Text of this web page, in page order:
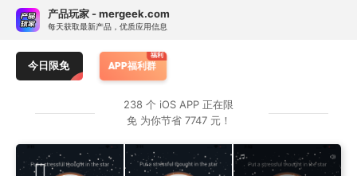
产品玩家 - mergeek.com
每天获取最新产品，优质应用信息
Follow - 产品限免情报
追踪应用游戏价格波动并提醒
Skip
content
订阅热门 APP 限免提醒
仅应用
原价： > ￥1 ≥ ¥25 ≥ ¥40 任何
今日限免 APP福利群
238 个 iOS APP 正在限
免 为你节省 7747 元！